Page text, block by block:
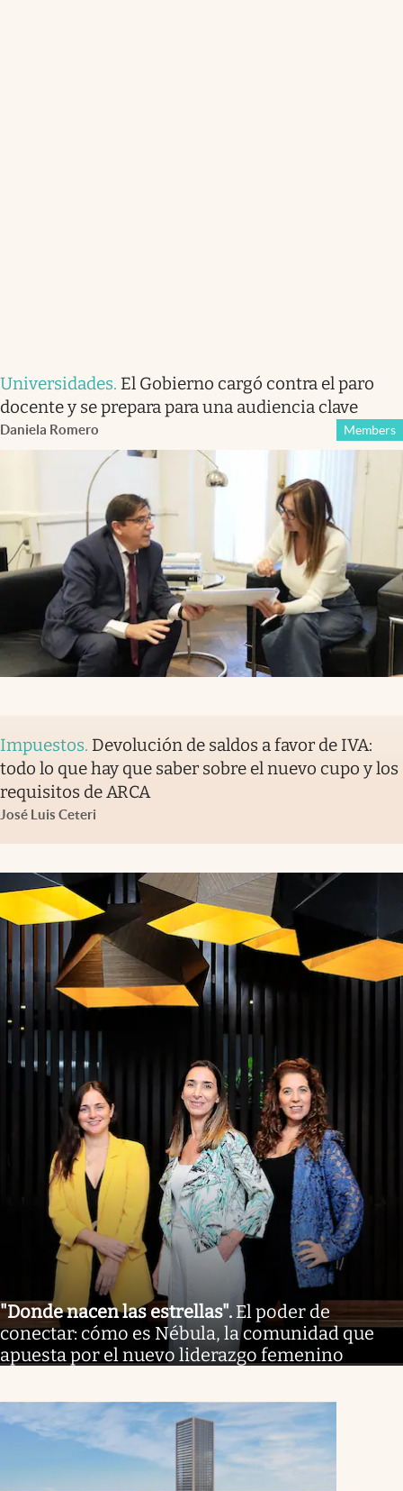
Universidades. El Gobierno cargó contra el paro
docente y se prepara para una audiencia clave
Daniela Romero Members
Impuestos. Devolución de saldos a favor de IVA:
todo lo que hay que saber sobre el nuevo cupo y los
requisitos de ARCA
José Luis Ceteri
"Donde nacen las estrellas". El poder de
conectar: cómo es Nébula, la comunidad que
apuesta por el nuevo liderazgo femenino